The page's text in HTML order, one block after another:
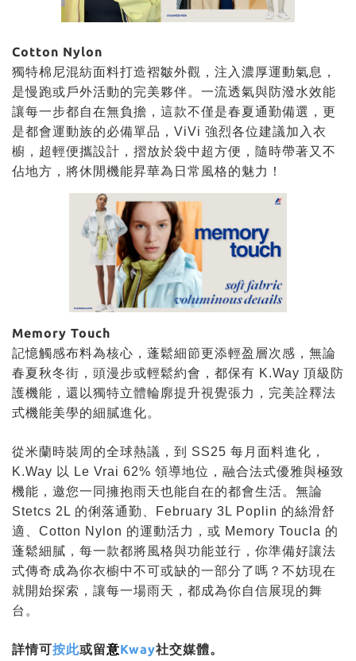
Cotton Nylon
獨特棉尼混紡面料打造褶皺外觀，注入濃厚運動氣息，
是慢跑或戶外活動的完美夥伴。一流透氣與防潑水效能
讓每一步都自在無負擔，這款不僅是春夏通勤備選，更
是都會運動族的必備單品，ViVi 強烈各位建議加入衣
櫥， 超輕便攜設計，摺放於袋中超方便，隨時帶著又不
佔地方， 將休閒機能昇華為日常風格的魅力！
Memory Touch
記憶觸感布料為核心，蓬鬆細節更添輕盈層次感，無論
春夏秋冬街，頭漫步或輕鬆約會，都保有 K.Way 頂級防
護機能，還以獨特立體輪廓提升視覺張力，完美詮釋法
式機能美學的細膩進化。
從米蘭時裝周的全球熱議，到 SS25 每月面料進化，
K.Way 以 Le Vrai 62% 領導地位，融合法式優雅與極致
機能，邀您一同擁抱雨天也能自在的都會生活。無論
Stetcs 2L 的俐落通勤、February 3L Poplin 的絲滑舒
適、Cotton Nylon 的運動活力，或 Memory Toucla 的
蓬鬆細膩，每一款都將風格與功能並行， 你準備好讓法
式傳奇成為你衣櫥中不可或缺的一部分了嗎？不妨現在
就開始探索，讓每一場雨天，都成為你自信展現的舞
台。
詳情可按此或留意Kway社交媒體。